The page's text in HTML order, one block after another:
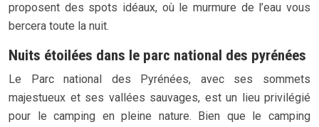
proposent des spots idéaux, où le murmure de l’eau vous
bercera toute la nuit.
Nuits étoilées dans le parc national des pyrénées
Le Parc national des Pyrénées, avec ses sommets
majestueux et ses vallées sauvages, est un lieu privilégié
pour le camping en pleine nature. Bien que le camping